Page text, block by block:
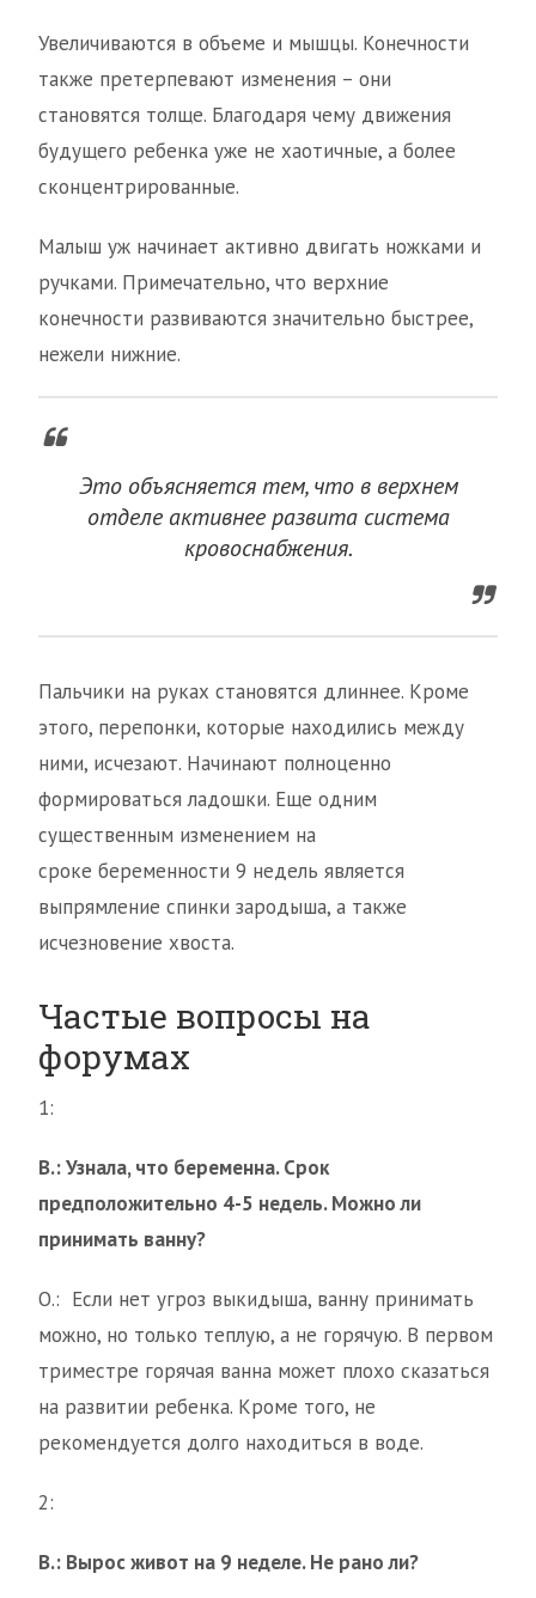
Увеличиваются в объеме и мышцы. Конечности
также претерпевают изменения – они
становятся толще. Благодаря чему движения
будущего ребенка уже не хаотичные, а более
сконцентрированные.
Малыш уж начинает активно двигать ножками и
ручками. Примечательно, что верхние
конечности развиваются значительно быстрее,
нежели нижние.
Это объясняется тем, что в верхнем
отделе активнее развита система
кровоснабжения.
Пальчики на руках становятся длиннее. Кроме
этого, перепонки, которые находились между
ними, исчезают. Начинают полноценно
формироваться ладошки. Еще одним
существенным изменением на
сроке беременности 9 недель является
выпрямление спинки зародыша, а также
исчезновение хвоста.
Частые вопросы на
форумах
1:
В.: Узнала, что беременна. Срок
предположительно 4-5 недель. Можно ли
принимать ванну?
О.: Если нет угроз выкидыша, ванну принимать
можно, но только теплую, а не горячую. В первом
триместре горячая ванна может плохо сказаться
на развитии ребенка. Кроме того, не
рекомендуется долго находиться в воде.
2:
В.: Вырос живот на 9 неделе. Не рано ли?